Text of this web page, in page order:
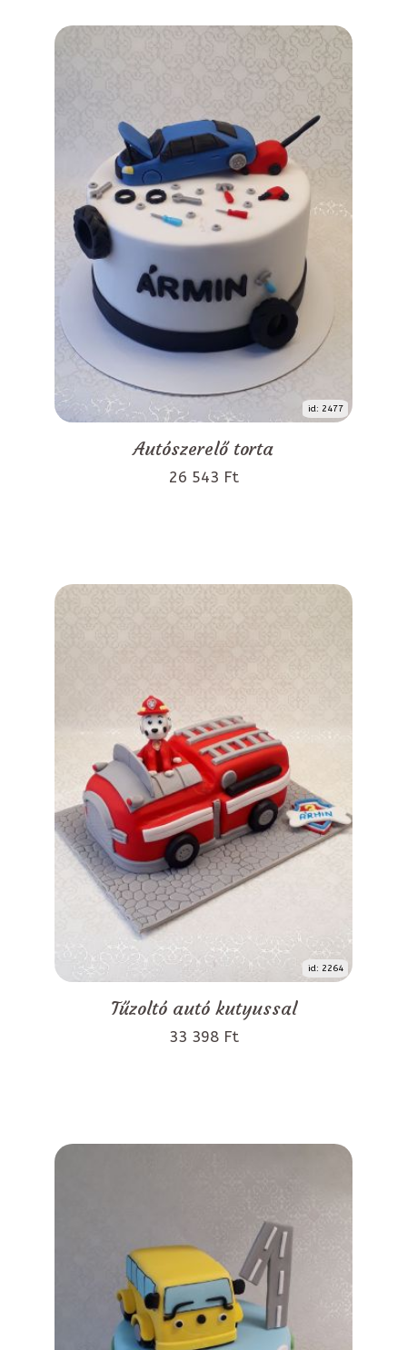
id: 2477
Autószerelő torta
26 543 Ft
id: 2264
Tűzoltó autó kutyussal
33 398 Ft